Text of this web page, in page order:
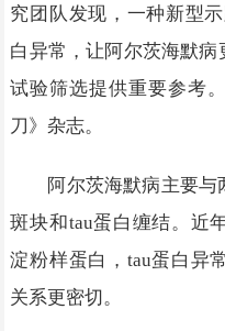
究团队发现，一种新型
白异常，让阿尔茨海默病
试验筛选提供重要参考
刀》杂志。
阿尔茨海默病主要与
斑块和tau蛋白缠结。近
淀粉样蛋白，tau蛋白异
关系更密切。